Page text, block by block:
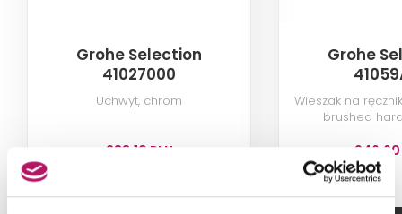
Grohe Selection
41027000
Uchwyt, chrom
283,10 PLN
Grohe
Wieszak na
brushed
946,60